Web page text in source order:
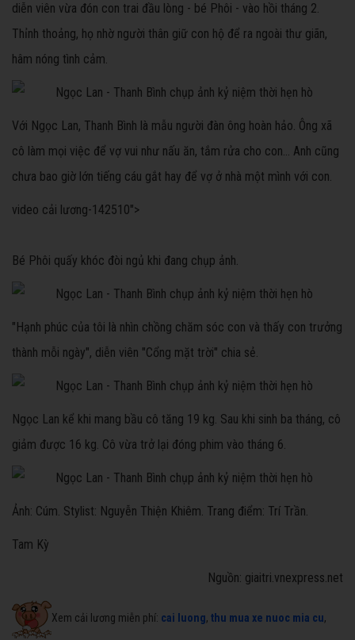
diễn viên vừa đón con trai đầu lòng - bé Phôi - vào hồi tháng 2.
Thỉnh thoảng, họ nhờ người thân giữ con hộ để ra ngoài thư giãn,
hâm nóng tình cảm.
Với Ngọc Lan, Thanh Bình là mẫu người đàn ông hoàn hảo. Ông xã
cô làm mọi việc để vợ vui như nấu ăn, tắm rửa cho con... Anh cũng
chưa bao giờ lớn tiếng cáu gắt hay để vợ ở nhà một mình với con.
video cải lương-142510">
Bé Phôi quấy khóc đòi ngủ khi đang chụp ảnh.
"Hạnh phúc của tôi là nhìn chồng chăm sóc con và thấy con trưởng
thành mỗi ngày", diễn viên "Cổng mặt trời" chia sẻ.
Ngọc Lan kể khi mang bầu cô tăng 19 kg. Sau khi sinh ba tháng, cô
giảm được 16 kg. Cô vừa trở lại đóng phim vào tháng 6.
Ảnh: Cúm. Stylist: Nguyễn Thiện Khiêm. Trang điểm: Trí Trần.
Tam Kỳ
Nguồn: giaitri.vnexpress.net
Xem cải lương miễn phí: cai luong, thu mua xe nuoc mia cu,